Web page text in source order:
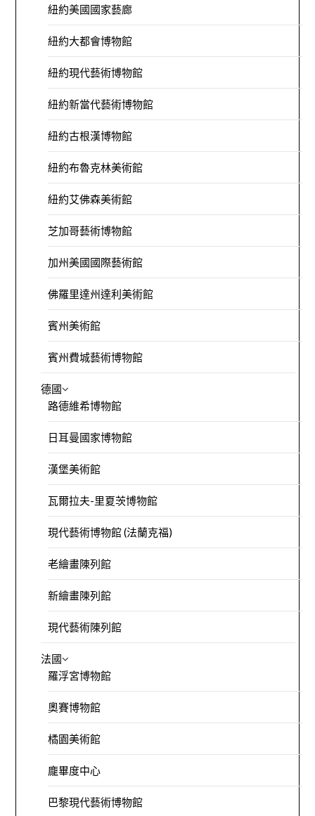
紐約美國國家藝廊
紐約大都會博物館
紐約現代藝術博物館
紐約新當代藝術博物館
紐約古根漢博物館
紐約布魯克林美術館
紐約艾佛森美術館
芝加哥藝術博物館
加州美國國際藝術館
佛羅里達州達利美術館
賓州美術館
賓州費城藝術博物館
德國
路德維希博物館
日耳曼國家博物館
漢堡美術館
瓦爾拉夫-里夏茨博物館
現代藝術博物館 (法蘭克福)
老繪畫陳列館
新繪畫陳列館
現代藝術陳列館
法國
羅浮宮博物館
奧賽博物館
橘園美術館
龐畢度中心
巴黎現代藝術博物館